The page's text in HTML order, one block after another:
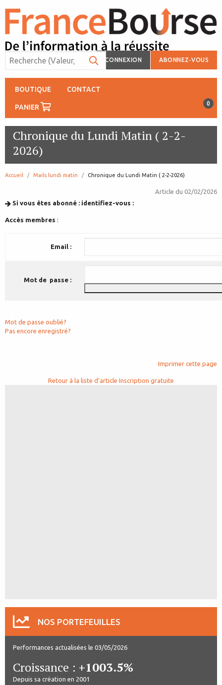
CONNEXION ABONNEZ-VOUS
BOUTIQUE CONTACT
PANIER 0
Chronique du Lundi Matin ( 2-2-
2026)
Accueil Mails lundi matin page:
Chronique du Lundi Matin ( 2-2-2026)
Article du 02/02/2026
Si vous êtes abonné : identifiez-vous :
Accès membres :
Email :
Mot de passe :
Mot de passe oublié?
Pas encore enregistré?
Imprimer cette page
Retour à la liste d'article Inscription gratuite
NOS PORTEFEUILLES
Performances actualisées le 03/05/2026
Croissance : +1003.5%
Depuis sa création en 2001